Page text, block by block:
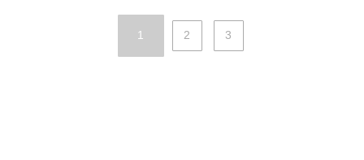
1 2 3